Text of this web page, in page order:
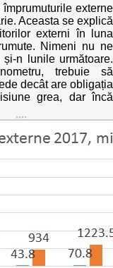
locale din
instituțiilor
externe
Aceasta se explică
externi în luna
Nimeni nu ne
n lunile următoare.
trebuie să
decât are obligația
grea, dar încă